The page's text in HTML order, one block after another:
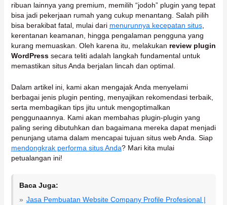
ribuan lainnya yang premium, memilih “jodoh” plugin yang tepat
bisa jadi pekerjaan rumah yang cukup menantang. Salah pilih
bisa berakibat fatal, mulai dari menurunnya kecepatan situs,
kerentanan keamanan, hingga pengalaman pengguna yang
kurang memuaskan. Oleh karena itu, melakukan review plugin
WordPresssecara teliti adalah langkah fundamental untuk
memastikan situs Anda berjalan lincah dan optimal.
Dalam artikel ini, kami akan mengajak Anda menyelami
berbagai jenis plugin penting, menyajikan rekomendasi terbaik,
serta membagikan tips jitu untuk mengoptimalkan
penggunaannya. Kami akan membahas plugin-plugin yang
paling sering dibutuhkan dan bagaimana mereka dapat menjadi
penunjang utama dalam mencapai tujuan situs web Anda. Siap
mendongkrak performa situs Anda? Mari kita mulai
petualangan ini!
Baca Juga:
Jasa Pembuatan Website Company Profile Profesional |